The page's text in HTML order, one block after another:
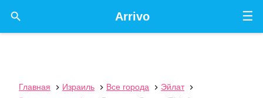
☰
Arrivo

Главная  Израиль  Все города  Эйлат
